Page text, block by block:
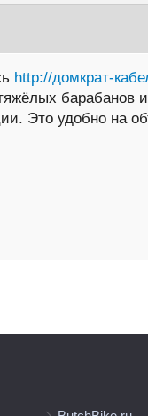
http://домкрат-
барабанов и
Это удобно на